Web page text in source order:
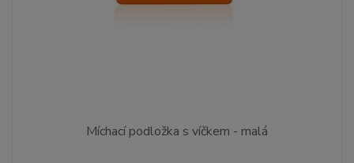
Míchací podložka s víčkem - malá